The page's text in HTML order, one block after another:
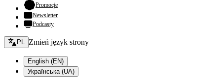
Promocje- otwiera się w nowej karcie
Newsletter
Podcasty
Zmień język - bieżący:
PL Zmień język strony
English (EN)
Українська (UA)